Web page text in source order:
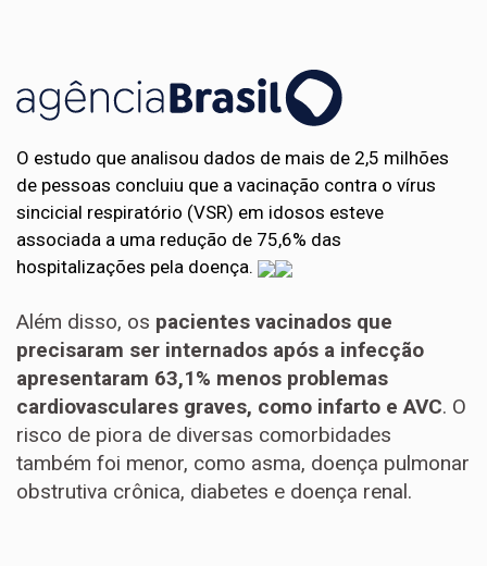
O estudo que analisou dados de mais de 2,5 milhões
de pessoas concluiu que a vacinação contra o vírus
sincicial respiratório (VSR) em idosos esteve
associada a uma redução de 75,6% das
hospitalizações pela doença.
Além disso, os pacientes vacinados que
precisaram ser internados após a infecção
apresentaram 63,1% menos problemas
cardiovasculares graves, como infarto e AVC. O
risco de piora de diversas comorbidades
também foi menor, como asma, doença pulmonar
obstrutiva crônica, diabetes e doença renal.